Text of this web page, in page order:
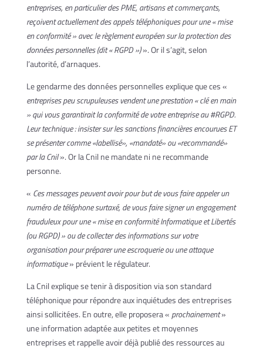
entreprises, en particulier des PME, artisans et commerçants,
reçoivent actuellement des appels téléphoniques pour une « mise
en conformité » avec le règlement européen sur la protection des
données personnelles (dit « RGPD »)». Or il s’agit, selon
l’autorité, d’arnaques.
Le gendarme des données personnelles explique que ces «
entreprises peu scrupuleuses vendent une prestation « clé en main
» qui vous garantirait la conformité de votre entreprise au #RGPD.
Leur technique : insister sur les sanctions financières encourues ET
se présenter comme «labellisé», «mandaté» ou «recommandé»
par la Cnil». Or la Cnil ne mandate ni ne recommande
personne.
« Ces messages peuvent avoir pour but de vous faire appeler un
numéro de téléphone surtaxé, de vous faire signer un engagement
frauduleux pour une « mise en conformité Informatique et Libertés
(ou RGPD) » ou de collecter des informations sur votre
organisation pour préparer une escroquerie ou une attaque
informatique» prévient le régulateur.
La Cnil explique se tenir à disposition via son standard
téléphonique pour répondre aux inquiétudes des entreprises
ainsi sollicitées. En outre, elle proposera « prochainement»
une information adaptée aux petites et moyennes
entreprises et rappelle avoir déjà publié des ressources au